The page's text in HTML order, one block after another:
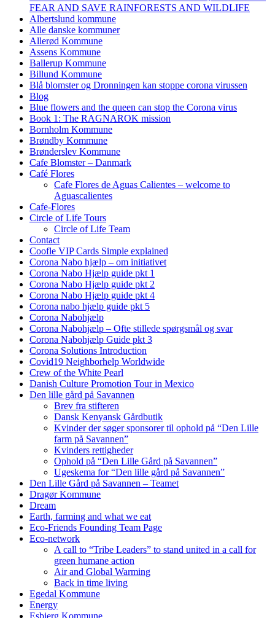
FEAR AND SAVE RAINFORESTS AND WILDLIFE
Albertslund kommune
Alle danske kommuner
Allerød Kommune
Assens Kommune
Ballerup Kommune
Billund Kommune
Blå blomster og Dronningen kan stoppe corona virussen
Blog
Blue flowers and the queen can stop the Corona virus
Book 1: The RAGNAROK mission
Bornholm Kommune
Brøndby Kommune
Brønderslev Kommune
Cafe Blomster – Danmark
Café Flores
Cafe Flores de Aguas Calientes – welcome to
Aguascalientes
Cafe-Flores
Circle of Life Tours
Circle of Life Team
Contact
Coofle VIP Cards Simple explained
Corona Nabo hjælp – om initiativet
Corona Nabo Hjælp guide pkt 1
Corona Nabo Hjælp guide pkt 2
Corona Nabo Hjælp guide pkt 4
Corona nabo hjælp guide pkt 5
Corona Nabohjælp
Corona Nabohjælp – Ofte stillede spørgsmål og svar
Corona Nabohjælp Guide pkt 3
Corona Solutions Introduction
Covid19 Neighborhelp Worldwide
Crew of the White Pearl
Danish Culture Promotion Tour in Mexico
Den lille gård på Savannen
Brev fra stifteren
Dansk Kenyansk Gårdbutik
Kvinder der søger sponsorer til ophold på “Den Lille
farm på Savannen”
Kvinders rettigheder
Ophold på “Den Lille Gård på Savannen”
Ugeskema for “Den lille gård på Savannen”
Den Lille Gård på Savannen – Teamet
Dragør Kommune
Dream
Earth, farming and what we eat
Eco-Friends Founding Team Page
Eco-network
A call to “Tribe Leaders” to stand united in a call for
green humane action
Air and Global Warming
Back in time living
Egedal Kommune
Energy
Esbjerg Kommune